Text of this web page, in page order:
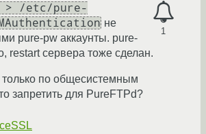
1
> /etc/pure-
не
pure-pw аккаунты. pure-
restart сервера тоже сделан.
по общесистемным
запретить для PureFTPd?